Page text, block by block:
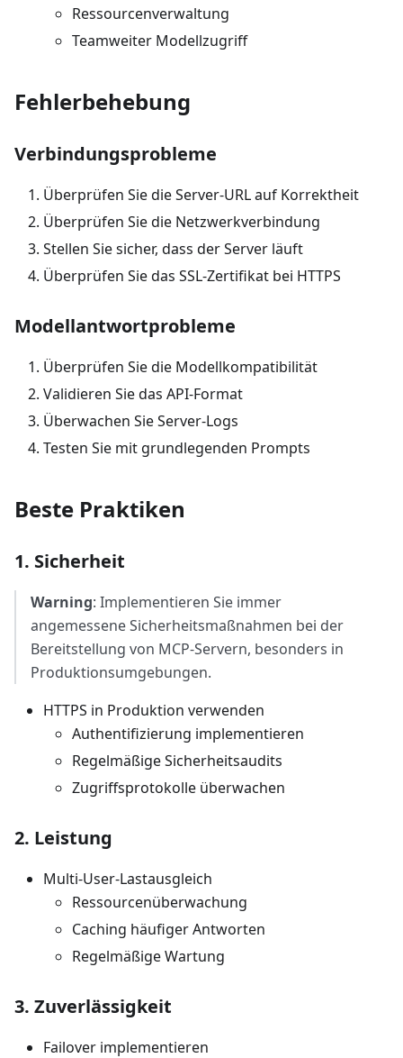
Ressourcenverwaltung
Teamweiter Modellzugriff
Fehlerbehebung
Verbindungsprobleme
Überprüfen Sie die Server-URL auf Korrektheit
Überprüfen Sie die Netzwerkverbindung
Stellen Sie sicher, dass der Server läuft
Überprüfen Sie das SSL-Zertifikat bei HTTPS
Modellantwortprobleme
Überprüfen Sie die Modellkompatibilität
Validieren Sie das API-Format
Überwachen Sie Server-Logs
Testen Sie mit grundlegenden Prompts
Beste Praktiken
1. Sicherheit
Warning: Implementieren Sie immer
angemessene Sicherheitsmaßnahmen bei der
Bereitstellung von MCP-Servern, besonders in
Produktionsumgebungen.
HTTPS in Produktion verwenden
Authentifizierung implementieren
Regelmäßige Sicherheitsaudits
Zugriffsprotokolle überwachen
2. Leistung
Multi-User-Lastausgleich
Ressourcenüberwachung
Caching häufiger Antworten
Regelmäßige Wartung
3. Zuverlässigkeit
Failover implementieren